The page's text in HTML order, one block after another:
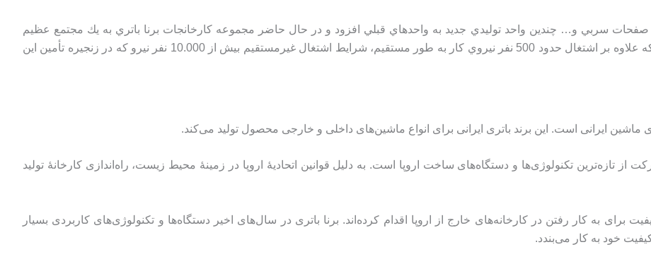
صفحات سربي و… چندين واحد توليدي جديد به واحدهاي قبلي افزود و در حال حاضر مجموعه كارخانجات برنا باتري به يك مجتمع عظيم
صنعتي و ارزشمند انواع باتري خودرو در کشور تبديل گرديده كه علاوه بر اشتغال حدود 500 نفر نيروي كار به طور مستقيم، شرايط اشتغال غيرمستقيم بيش از 10.000 نفر نيرو كه در زنجيره تأمين اين
ماشین ایرانی است. این برند باتری ایرانی برای انواع ماشین‌های داخلی و خارجی محصول تولید می‌کند.
از تازه‌ترین تکنولوژی‌ها و دستگاه‌های ساخت اروپا است. به دلیل قوانین اتحادیۀ اروپا در زمینۀ محیط زیست، راه‌اندازی کارخانۀ تولید
برای به کار رفتن در کارخانه‌های خارج از اروپا اقدام کرده‌اند. برنا باتری در سال‌های اخیر دستگاه‌ها و تکنولوژی‌های کاربردی بسیار
خود به کار می‌بندد.